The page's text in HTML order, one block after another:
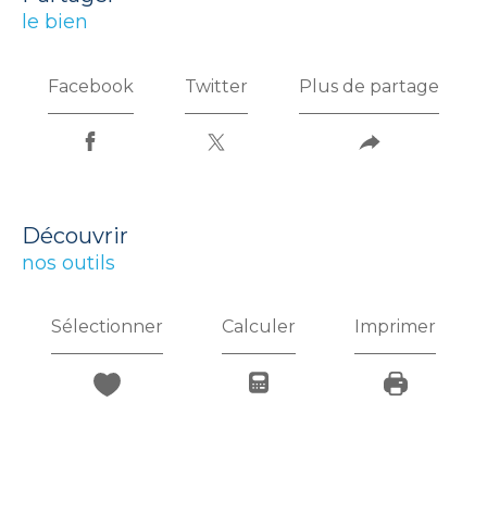
le bien
Facebook Twitter Plus de partage
découvrir
nos outils
Sélectionner Calculer Imprimer